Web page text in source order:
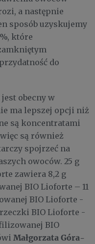
a następnie
sposób uzyskujemy
które
do
obecny w
ma lepszej opcji niż
są koncentratami
są również
spojrzeć na
owoców. 25 g
zawiera 8,2 g
BIO Lioforte – 11
BIO Lioforte -
BIO Lioforte -
BIO
Małgorzata Góra-